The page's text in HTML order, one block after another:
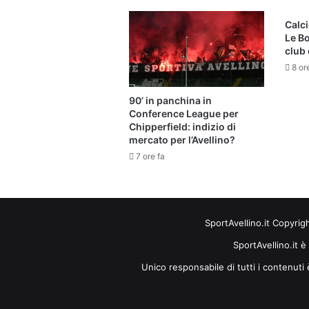
90’ in panchina in
Conference League per
Chipperfield: indizio di
mercato per l’Avellino?
7 ore fa
Le
club
8
SportAvellino.it
SportAvellino.it
Unico responsabile di tutti i contenuti